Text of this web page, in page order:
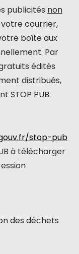
publicités non
votre courrier,
boîte aux
Par
édités
distribués,
STOP PUB.
stop-pub
à télécharger
des déchets